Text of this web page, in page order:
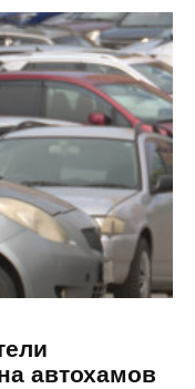
автохамов